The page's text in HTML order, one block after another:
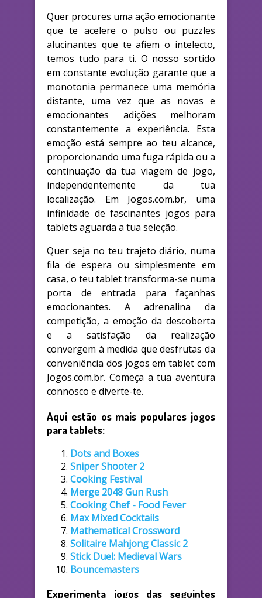
Quer procures uma ação emocionante
que te acelere o pulso ou puzzles
alucinantes que te afiem o intelecto,
temos tudo para ti. O nosso sortido
em constante evolução garante que a
monotonia permanece uma memória
distante, uma vez que as novas e
emocionantes adições melhoram
constantemente a experiência. Esta
emoção está sempre ao teu alcance,
proporcionando uma fuga rápida ou a
continuação da tua viagem de jogo,
independentemente da tua
localização. Em Jogos.com.br, uma
infinidade de fascinantes jogos para
tablets aguarda a tua seleção.
Quer seja no teu trajeto diário, numa
fila de espera ou simplesmente em
casa, o teu tablet transforma-se numa
porta de entrada para façanhas
emocionantes. A adrenalina da
competição, a emoção da descoberta
e a satisfação da realização
convergem à medida que desfrutas da
conveniência dos jogos em tablet com
Jogos.com.br. Começa a tua aventura
connosco e diverte-te.
Aqui estão os mais populares jogos
para tablets:
Dots and Boxes
Sniper Shooter 2
Cooking Festival
Merge 2048 Gun Rush
Cooking Chef - Food Fever
Max Mixed Cocktails
Mathematical Crossword
Solitaire Mahjong Classic 2
Stick Duel: Medieval Wars
Bouncemasters
Experimenta jogos das seguintes